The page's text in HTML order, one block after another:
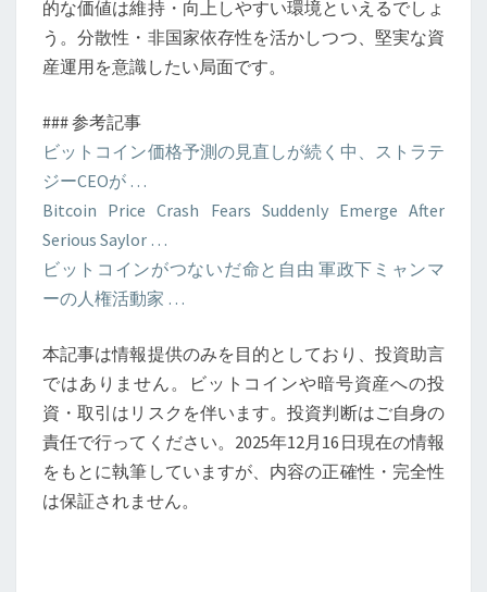
的な価値は維持・向上しやすい環境といえるでしょ
う。分散性・非国家依存性を活かしつつ、堅実な資
産運用を意識したい局面です。
### 参考記事
ビットコイン価格予測の見直しが続く中、ストラテ
ジーCEOが …
Bitcoin Price Crash Fears Suddenly Emerge After
Serious Saylor …
ビットコインがつないだ命と自由 軍政下ミャンマ
ーの人権活動家 …
本記事は情報提供のみを目的としており、投資助言
ではありません。ビットコインや暗号資産への投
資・取引はリスクを伴います。投資判断はご自身の
責任で行ってください。2025年12月16日現在の情報
をもとに執筆していますが、内容の正確性・完全性
は保証されません。